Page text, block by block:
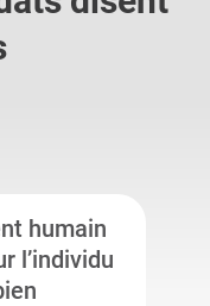
humain
l’individu